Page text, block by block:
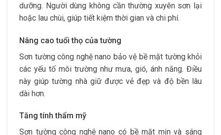
dưỡng. Người dùng không cần thường xuyên sơn lại
hoặc lau chùi, giúp tiết kiệm thời gian và chi phí.
Nâng cao tuổi thọ của tường
Sơn tường công nghệ nano bảo vệ bề mặt tường khỏi
các yếu tố môi trường như mưa, gió, ánh nắng. Điều
này giúp tường nhà giữ được vẻ đẹp và độ bền lâu
dài hơn.
Tăng tính thẩm mỹ
Sơn tường công nghệ nano có bề mặt mịn và sáng